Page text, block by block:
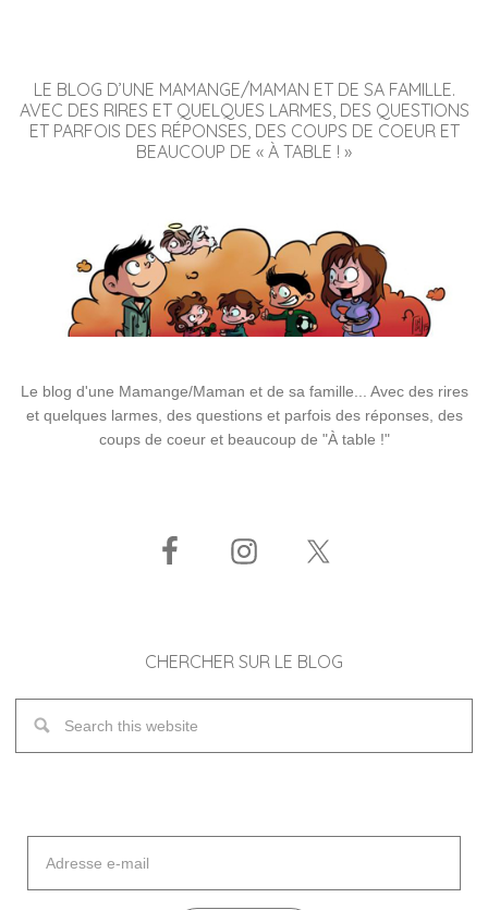
LE BLOG D’UNE MAMANGE/MAMAN ET DE SA FAMILLE.
AVEC DES RIRES ET QUELQUES LARMES, DES QUESTIONS
ET PARFOIS DES RÉPONSES, DES COUPS DE COEUR ET
BEAUCOUP DE « À TABLE ! »
Le blog d'une Mamange/Maman et de sa famille... Avec des rires
et quelques larmes, des questions et parfois des réponses, des
coups de coeur et beaucoup de "À table !"
CHERCHER SUR LE BLOG
mail